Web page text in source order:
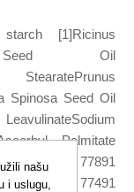
[1]Ricinus
Seed Oil
StearatePrunus
Spinosa Seed Oil
Palmitate
(+/-): Ci 77891
Oxides)Ci 77491
našu
i uslugu,